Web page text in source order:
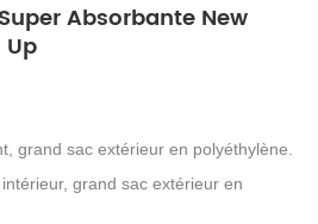
Absorbante New
grand sac extérieur en polyéthylène.
grand sac extérieur en